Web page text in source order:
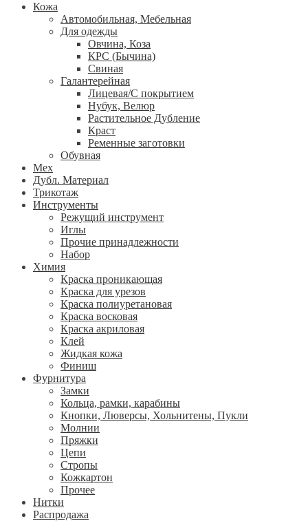
Кожа
Автомобильная, Мебельная
Для одежды
Овчина, Коза
КРС (Бычина)
Свиная
Галантерейная
Лицевая/С покрытием
Нубук, Велюр
Растительное Дубление
Краст
Ременные заготовки
Обувная
Мех
Дубл. Материал
Трикотаж
Инструменты
Режущий инструмент
Иглы
Прочие принадлежности
Набор
Химия
Краска проникающая
Краска для урезов
Краска полиуретановая
Краска восковая
Краска акриловая
Клей
Жидкая кожа
Финиш
Фурнитура
Замки
Кольца, рамки, карабины
Кнопки, Люверсы, Хольнитены, Пукли
Молнии
Пряжки
Цепи
Стропы
Кожкартон
Прочее
Нитки
Распродажа